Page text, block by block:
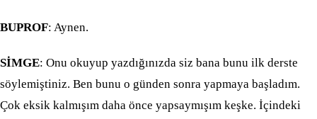
BUPROF: Aynen.
SİMGE: Onu okuyup yazdığınızda siz bana bunu ilk derste
söylemiştiniz. Ben bunu o günden sonra yapmaya başladım.
Çok eksik kalmışım daha önce yapsaymışım keşke. İçindeki